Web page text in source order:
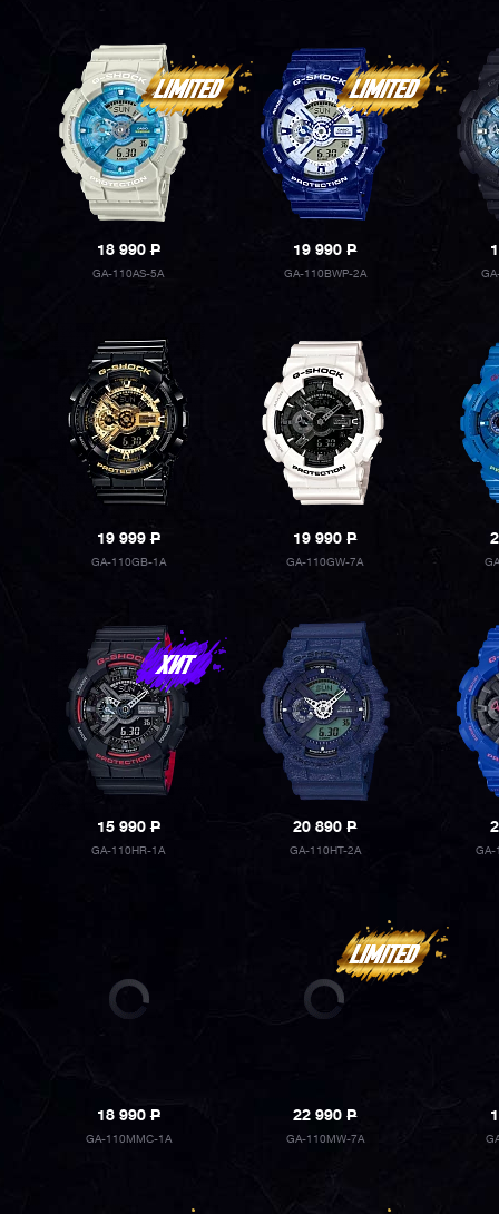
18 990P
GA-110AS-5A
19 990P
GA-110BWP-2A
19 999P
GA-110GB-1A
19 990P
GA-110GW-7A
15 990P
GA-110HR-1A
20 890P
GA-110HT-2A GA-
18 990P
GA-110MMC-1A
22 990P
GA-110MW-7A